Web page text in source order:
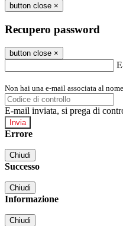
button close ×
Recupero password
button close ×
Non hai una e-mail associata al
E-mail inviata, si prega di
Errore
Chiudi
Successo
Chiudi
Informazione
Chiudi